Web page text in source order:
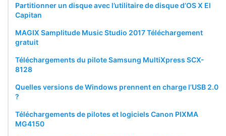
Partitionner un disque avec l’utilitaire de disque d’OS X El
Capitan
MAGIX Samplitude Music Studio 2017 Téléchargement
gratuit
Téléchargements du pilote Samsung MultiXpress SCX-
8128
Quelles versions de Windows prennent en charge l’USB 2.0
?
Téléchargements de pilotes et logiciels Canon PIXMA
MG4150